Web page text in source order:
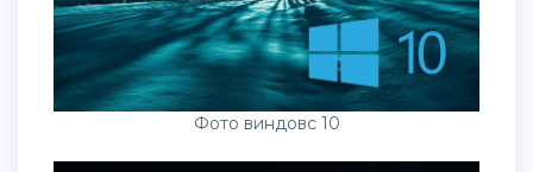
Фото виндовс 10